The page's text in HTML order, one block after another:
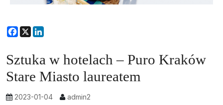
Facebook
X
Sztuka w hotelach – Puro Kraków
Stare Miasto laureatem
2023-01-04
admin2